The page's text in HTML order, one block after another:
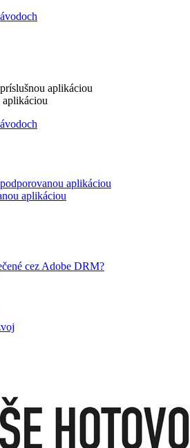
aplikáciou
aplikáciou
aplikáciou
aplikáciou
cez Adobe DRM?